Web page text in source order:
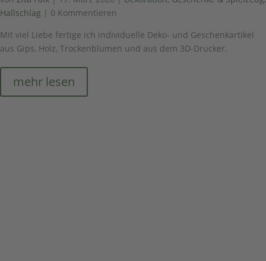
Hallschlag | 0 Kommentieren
Mit viel Liebe fertige ich individuelle Deko- und Geschenkartikel
aus Gips, Holz, Trockenblumen und aus dem 3D-Drucker.
mehr lesen